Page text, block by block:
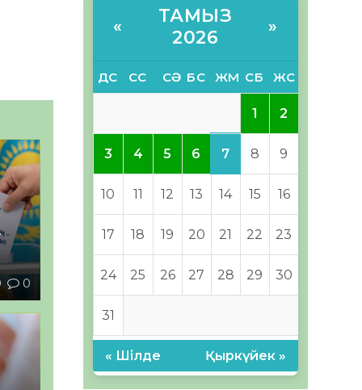
0
«
ТАМЫЗ
2026
»
ДС СС СӘ БС ЖМ СБ ЖС
1 2
3 4 5 6 7 8 9
10 11 12 13 14 15 16
17 18 19 20 21 22 23
24 25 26 27 28 29 30
31
« Шілде Қыркүйек »